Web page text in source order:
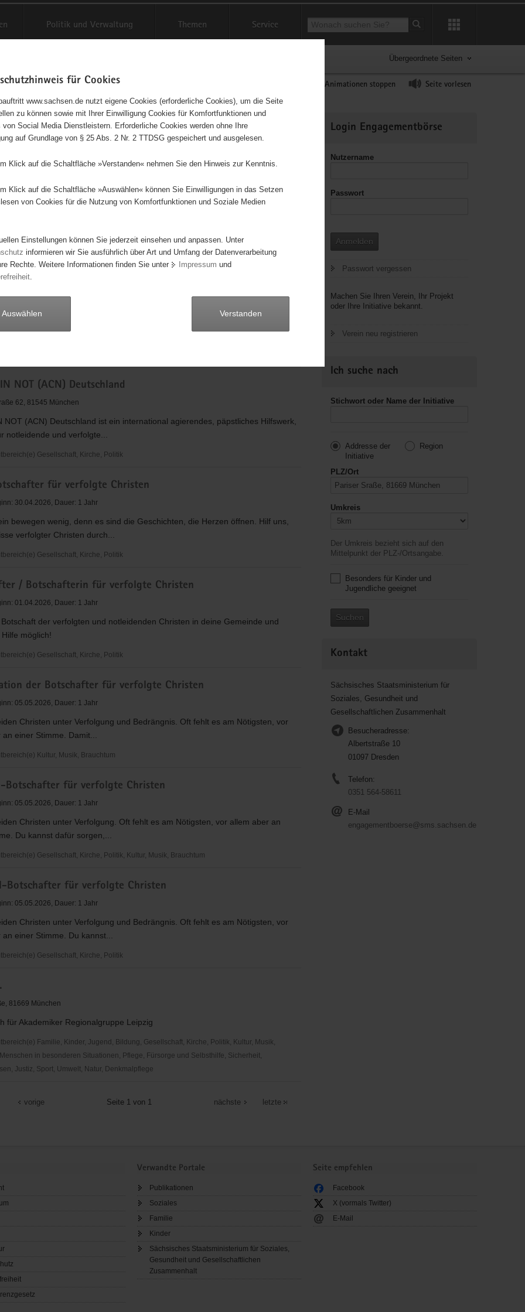
Politik und Verwaltung Themen Service Suchbegriff
Suche starten
Übergeordnete Seiten
Animationen stoppen Seite vorlesen
auf Karte anzeigen
Initiativen Projekte Nach Alphabet Nach Postleitzahl
8 Suchergebnisse
e.V.
IN NOT (ACN) Deutschland
62, 81545 München
NOT (ACN) Deutschland ist ein international agierendes, päpstliches Hilfswerk,
notleidende und verfolgte...
Gesellschaft, Kirche, Politik
für verfolgte Christen
30.04.2026, Dauer: 1 Jahr
bewegen wenig, denn es sind die Geschichten, die Herzen öffnen. Hilf uns,
verfolgter Christen durch...
Gesellschaft, Kirche, Politik
/ Botschafterin für verfolgte Christen
01.04.2026, Dauer: 1 Jahr
der verfolgten und notleidenden Christen in deine Gemeinde und
möglich!
Gesellschaft, Kirche, Politik
der Botschafter für verfolgte Christen
05.05.2026, Dauer: 1 Jahr
Christen unter Verfolgung und Bedrängnis. Oft fehlt es am Nötigsten, vor
einer Stimme. Damit...
Kultur, Musik, Brauchtum
Botschafter für verfolgte Christen
05.05.2026, Dauer: 1 Jahr
Christen unter Verfolgung. Oft fehlt es am Nötigsten, vor allem aber an
Du kannst dafür sorgen,...
Gesellschaft, Kirche, Politik, Kultur, Musik, Brauchtum
Botschafter für verfolgte Christen
05.05.2026, Dauer: 1 Jahr
Christen unter Verfolgung und Bedrängnis. Oft fehlt es am Nötigsten, vor
einer Stimme. Du kannst...
Gesellschaft, Kirche, Politik
81669 München
für Akademiker Regionalgruppe Leipzig
Familie, Kinder, Jugend, Bildung, Gesellschaft, Kirche, Politik, Kultur, Musik,
in besonderen Situationen, Pflege, Fürsorge und Selbsthilfe, Sicherheit,
Justiz, Sport, Umwelt, Natur, Denkmalpflege
vorige Seite 1 von 1 nächste letzte
Informationen
Login Engagementbörse
Nutzername
Passwort
Anmelden
Passwort vergessen
Machen Sie Ihren Verein, Ihr Projekt
oder Ihre Initiative bekannt.
Verein neu registrieren
Ich suche nach
Stichwort oder Name der Initiative
Addresse der
Initiative
Region
PLZ/Ort
Umkreis
Der Umkreis bezieht sich auf den
Mittelpunkt der PLZ-/Ortsangabe.
Besonders für Kinder und
Jugendliche geeignet
Suchen
Kontakt
Sächsisches Staatsministerium für
Soziales, Gesundheit und
Gesellschaftlichen Zusammenhalt
Besucheradresse:
Albertstraße 10
01097 Dresden
Telefon:
0351 564-58611
E-Mail
engagementboerse@sms.sachsen.de
für Cookies
www.sachsen.de nutzt eigene Cookies (erforderliche Cookies), um die Seite
zu können sowie mit Ihrer Einwilligung Cookies für Komfortfunktionen und
von Social Media Dienstleistern. Erforderliche Cookies werden ohne Ihre
auf Grundlage von § 25 Abs. 2 Nr. 2 TTDSG gespeichert und ausgelesen.
Klick auf die Schaltfläche »Verstanden« nehmen Sie den Hinweis zur Kenntnis.
Klick auf die Schaltfläche »Auswählen« können Sie Einwilligungen in das Setzen
von Cookies für die Nutzung von Komfortfunktionen und Soziale Medien
Einstellungen können Sie jederzeit einsehen und anpassen. Unter
informieren wir Sie ausführlich über Art und Umfang der Datenverarbeitung
Rechte. Weitere Informationen finden Sie unter
Impressum und
Auswählen Verstanden
Verwandte Portale
Publikationen
Soziales
Familie
Kinder
Sächsisches Staatsministerium für Soziales,
Gesundheit und Gesellschaftlichen
Zusammenhalt
Seite empfehlen
Facebook
X (vormals Twitter)
E-Mail